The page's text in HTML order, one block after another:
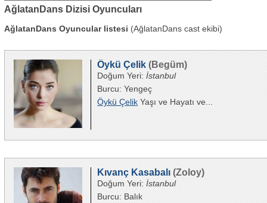
AğlatanDans Dizisi Oyuncuları
AğlatanDans Oyuncular listesi (AğlatanDans cast ekibi)
Öykü Çelik (Begüm)
Doğum Yeri:İstanbul
Burcu: Yengeç
Öykü ÇelikYaşı ve Hayatı ve...
Kıvanç Kasabalı (Zoloy)
Doğum Yeri:İstanbul
Burcu: Balık